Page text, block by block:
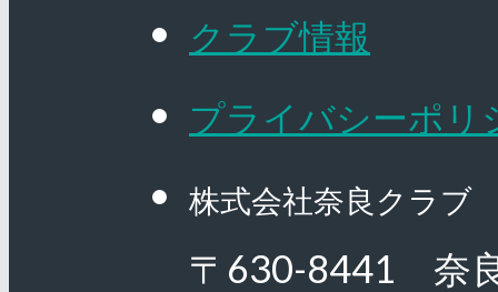
クラブ情報
プライバシーポリ
株式会社奈良クラブ
〒630-8441 奈